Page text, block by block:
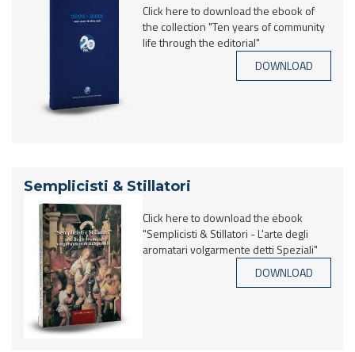
Click here to download the ebook of
the collection "Ten years of community
life through the editorial"
DOWNLOAD
Semplicisti & Stillatori
Click here to download the ebook
"Semplicisti & Stillatori - L'arte degli
aromatari volgarmente detti Speziali"
DOWNLOAD